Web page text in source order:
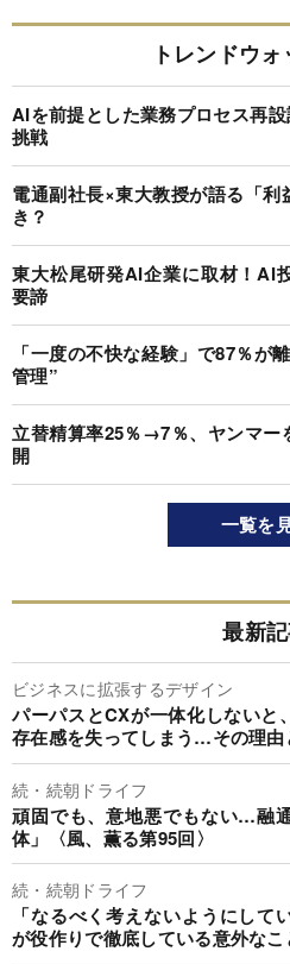
トレンドウ
AIを前提とした業務プロセス再
挑戦
電通副社長×東大教授が語る「
き？
東大松尾研発AI企業に取材！AI
要諦
「一度の不快な経験」で87％
管理”
立替精算率25％→7％、ヤンマー
開
一覧を
最新
ビジネスに拡張するデザイン
パーパスとCXが一体化しないと
存在感を失ってしまう…その理由
続・続朝ドライフ
頑固でも、意地悪でもない…融
体」〈風、薫る第95回〉
続・続朝ドライフ
「なるべく考えないようにし
が役作りで徹底している意外なこ